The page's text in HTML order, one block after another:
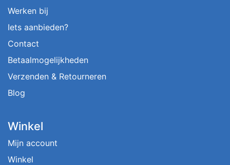
Werken bij
Iets aanbieden?
Contact
Betaalmogelijkheden
Verzenden & Retourneren
Blog
Winkel
Mijn account
Winkel